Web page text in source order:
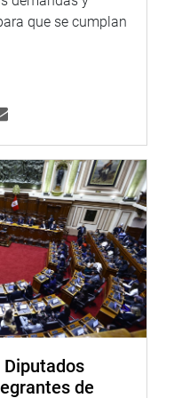
2021-CR, Ley que
del Tribunal
de magistrado
una vez elegidos los
elige, con el mismo
accesitarios del
candidatos
por el lapso de cinco
funciones al
también cuando se
del magistrado.
Echaiz señaló
o común para que
de titulares; sino
que se cumplan
Diputados
de